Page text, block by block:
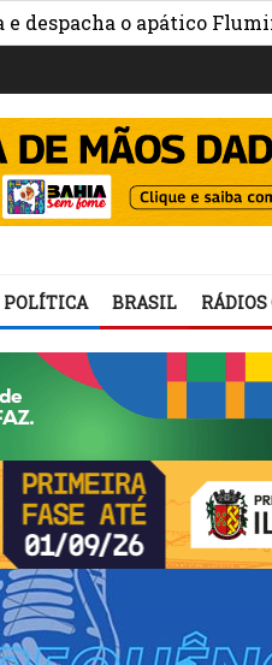
o apático Fluminense »
POLÍTICA BRASIL